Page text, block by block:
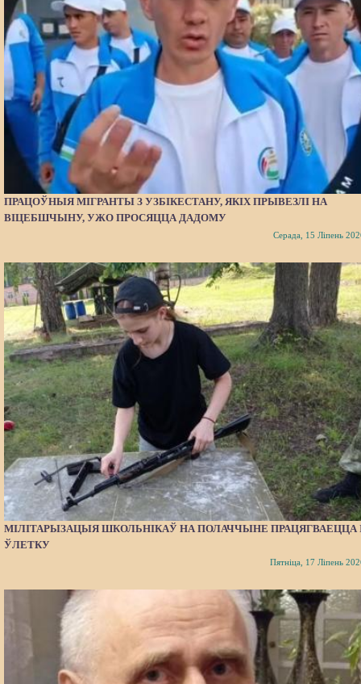
ПРАЦОЎНЫЯ МІГРАНТЫ З УЗБІКЕСТАНУ, ЯКІХ ПРЫВЕЗЛІ НА
ВІЦЕБШЧЫНУ, УЖО ПРОСЯЦЦА ДАДОМУ
Серада, 15 Ліпень
МІЛІТАРЫЗАЦЫЯ ШКОЛЬНІКАЎ НА ПОЛАЧЧЫНЕ ПРАЦЯГВАЕЦЦА
ЎЛЕТКУ
Пятніца, 17 Ліпень